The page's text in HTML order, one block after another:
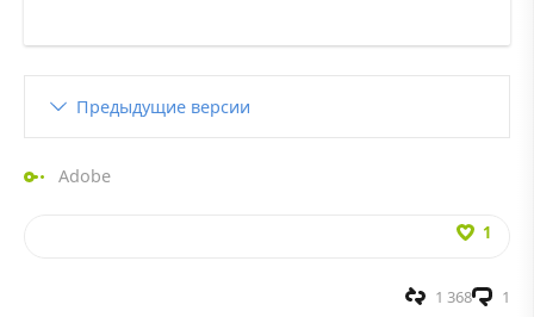
Предыдущие версии
Adobe
1
1
1 368